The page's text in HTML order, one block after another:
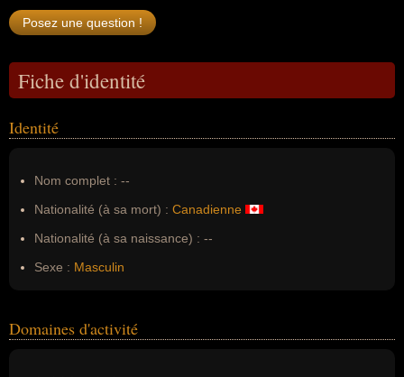
Fiche d'identité
Identité
Nom complet : --
Nationalité (à sa mort) : Canadienne
Nationalité (à sa naissance) : --
Sexe : Masculin
Domaines d'activité